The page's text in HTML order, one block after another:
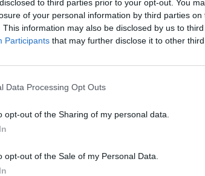
to third parties prior to your opt-out. You
of your personal information by third parties on
This information may also be disclosed by us to
Participants that may further disclose it to other third
Data Processing Opt Outs
opt-out of the Sharing of my personal data.
opt-out of the Sale of my Personal Data.
8,18 €
bez DPH / ks
KÚPIŤ